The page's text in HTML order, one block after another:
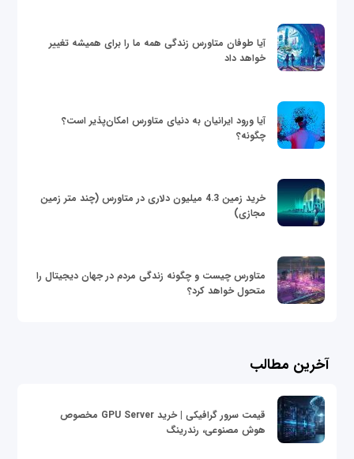
آیا طوفان متاورس زندگی همه ما را برای همیشه تغییر
خواهد داد
آیا ورود ایرانیان به دنیای متاورس امکان‌پذیر است؟
چگونه؟
خرید زمین 4.3 میلیون دلاری در متاورس (چند متر زمین
مجازی)
متاورس چیست و چگونه زندگی مردم در جهان دیجیتال را
متحول خواهد کرد؟
آخرین مطالب
قیمت سرور گرافیکی | خرید GPU Server مخصوص
هوش مصنوعی، رندرینگ